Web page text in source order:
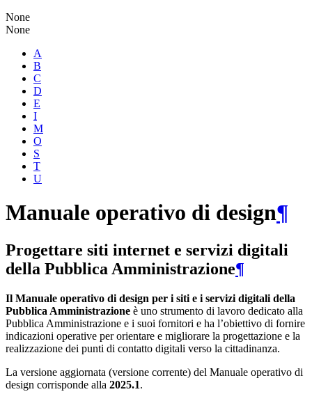
None
None
A
B
C
D
E
I
M
O
S
T
U
Manuale operativo di design¶
Progettare siti internet e servizi digitali
della Pubblica Amministrazione¶
Il Manuale operativo di design per i siti e i servizi digitali della
Pubblica Amministrazione è uno strumento di lavoro dedicato alla
Pubblica Amministrazione e i suoi fornitori e ha l’obiettivo di fornire
indicazioni operative per orientare e migliorare la progettazione e la
realizzazione dei punti di contatto digitali verso la cittadinanza.
La versione aggiornata (versione corrente) del Manuale operativo di
design corrisponde alla 2025.1.